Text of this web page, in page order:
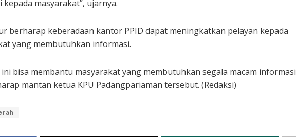
masyarakat”, ujarnya.
berharap keberadaan kantor PPID dapat meningkatkan pelayan kepada
yang membutuhkan informasi.
ini bisa membantu masyarakat yang membutuhkan segala macam informasi
mantan ketua KPU Padangpariaman tersebut. (Redaksi)